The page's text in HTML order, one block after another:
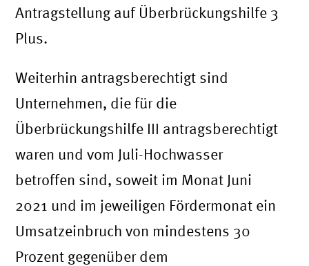
Antragstellung auf Überbrückungshilfe 3
Plus.
Weiterhin antragsberechtigt sind
Unternehmen, die für die
Überbrückungshilfe III antragsberechtigt
waren und vom Juli-Hochwasser
betroffen sind, soweit im Monat Juni
2021 und im jeweiligen Fördermonat ein
Umsatzeinbruch von mindestens 30
Prozent gegenüber dem